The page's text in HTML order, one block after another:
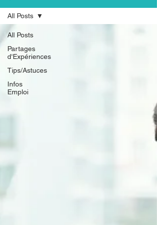
All Posts
Partages
d'Expériences
Tips/Astuces
Infos
Emploi
All Posts